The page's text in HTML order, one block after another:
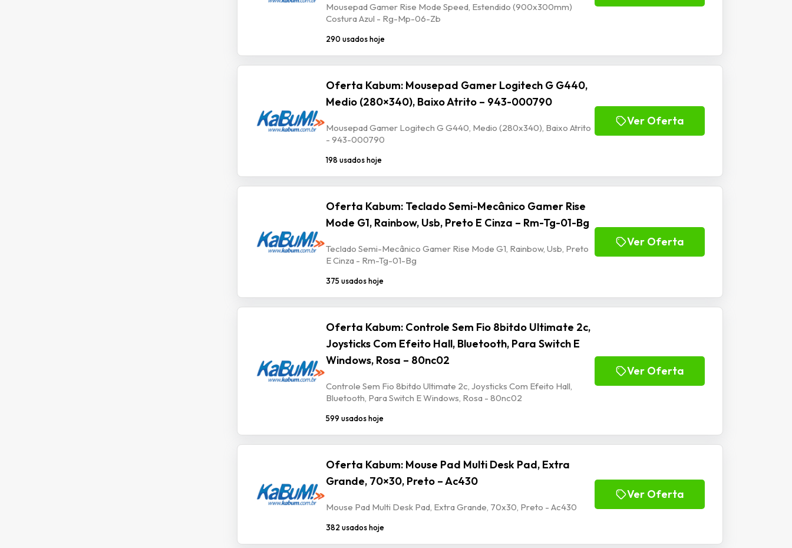
Mousepad Gamer Rise Mode Speed, Estendido (900x300mm)
Costura Azul - Rg-Mp-06-Zb
290 usados hoje
Oferta Kabum: Mousepad Gamer Logitech G G440,
Medio (280×340), Baixo Atrito – 943-000790
Mousepad Gamer Logitech G G440, Medio (280x340), Baixo Atrito
- 943-000790
198 usados hoje
Ver Oferta
Oferta Kabum: Teclado Semi-Mecânico Gamer Rise
Mode G1, Rainbow, Usb, Preto E Cinza – Rm-Tg-01-Bg
Teclado Semi-Mecânico Gamer Rise Mode G1, Rainbow, Usb, Preto
E Cinza - Rm-Tg-01-Bg
375 usados hoje
Ver Oferta
Oferta Kabum: Controle Sem Fio 8bitdo Ultimate 2c,
Joysticks Com Efeito Hall, Bluetooth, Para Switch E
Windows, Rosa – 80nc02
Controle Sem Fio 8bitdo Ultimate 2c, Joysticks Com Efeito Hall,
Bluetooth, Para Switch E Windows, Rosa - 80nc02
599 usados hoje
Ver Oferta
Oferta Kabum: Mouse Pad Multi Desk Pad, Extra
Grande, 70×30, Preto – Ac430
Mouse Pad Multi Desk Pad, Extra Grande, 70x30, Preto - Ac430
382 usados hoje
Ver Oferta